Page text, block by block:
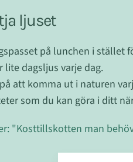
ljuset
på lunchen i stället
lite dagsljus varje dag.
att komma ut i naturen
som du kan göra i ditt
"Kosttillskotten man